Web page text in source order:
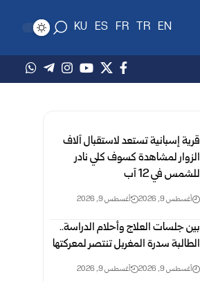
EN
TR
FR
ES
KU
قرية إسبانية تستعد لاستقبال آلاف
الزوار لمشاهدة كسوف كلي نادر
للشمس في 12 آب
أغسطس 9, 2026 أغسطس 9, 2026
بين جلسات العلاج وأحلام الدراسة..
الطالبة سدرة المغربل تنتصر لمعركتها
أغسطس 9, 2026 أغسطس 9, 2026